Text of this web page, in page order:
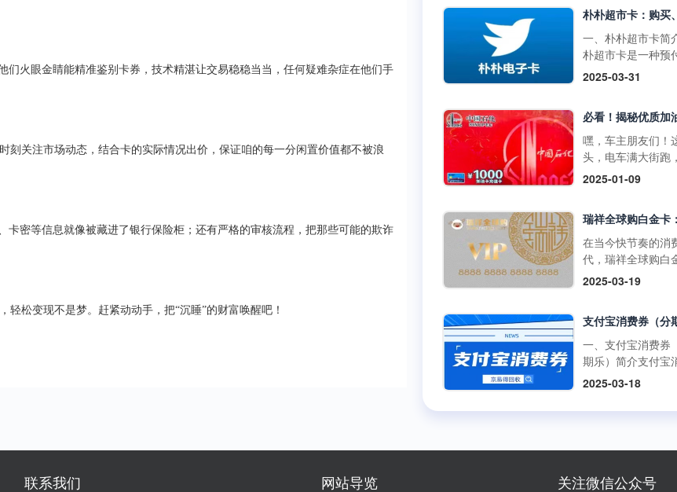
们火眼金睛能精准鉴别卡券，技术精湛让交易稳稳当当，任何疑难杂症在他们手
刻关注市场动态，结合卡的实际情况出价，保证咱的每一分闲置价值都不被浪
卡密等信息就像被藏进了银行保险柜；还有严格的审核流程，把那些可能的欺诈
轻松变现不是梦。赶紧动动手，把“沉睡”的财富唤醒吧！
舰店或授权....
物满一定金额后，
线下活动，并达到
条件，即可获得提
券。三、中百提货
用：•&nb....
活的消费凭证，为
爱好者们带来了诸
利。不过，生活中
会出现兑换码闲置
况，别担心，京易
难，让闲置兑换码
啡兑换码：获取与
丰富的获取途径官
道：瑞幸咖啡APP
序，在“优惠券”或“
卡”板块，按照指
可便捷购买兑换码
里的兑换码种类丰
面值多样，....
惠。 使用范围广泛
百提货券主要适用
百仓储、中百超市
无论是采购米面粮
还是挑选家居用品
人护理产品，甚至
百罗森便利店购买
食品、冰激凌等，
使用提货券轻松结
中百电器不支持提
线下门店使用人工
台：在门店购物结
后，前往人工收银
货券，收银员会通
码或手动输入相关
息，完成抵扣支付
商品金额超过提货
额，需自行支付超
额，剩....
一、朴朴超市卡简
朴超市卡是一种预
卡，可在朴朴超市
不仅具有支付功能
提供多种优惠和特
如折扣、积分奖励
购买渠道1.朴朴超
访问朴朴超市官方
或通过朴朴App，
择“购物卡”或“充值
心”，完成支付后
物卡将存入您的账
朴朴超市门店的客
直接购买实体卡。
第三方平台： 在
宝、京东等....
2025-03-31
嘿，车主朋友们！
头，电车满大街跑
里的加油卡是不是
现才是正解。但市
平台五花八门，到
家靠谱又安全？别
优质加油卡回收平
平台的两大“黄金准
则” （一）高资质
通货 加油充值卡可
是小数目，少则几
多则上千，省着点
些不靠谱的三方渠
诉收了卡却没收到
2025-01-09
在当今快节奏的消
代，瑞祥全球购白
凭借其强大的功能
发放的首选。作为
专业的卡券回收平
京易得回收深知瑞
势，今天就让我们
了解一下这张备受
卡的使用范围极为
2025-03-19
一、支付宝消费券
期乐）简介支付宝
券（分期乐）是由
出的电子优惠券。
商户或平台上使用
2025-03-18
联系我们 网站导览 关注微信公众号